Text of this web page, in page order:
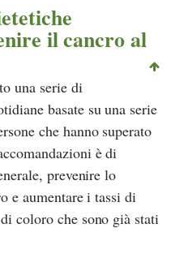
il cancro al
una serie di
basate su una serie
che hanno superato
è di
prevenire lo
e aumentare i tassi di
coloro che sono già stati